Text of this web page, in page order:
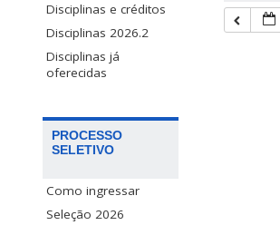
Disciplinas e créditos
Disciplinas 2026.2
Disciplinas já
oferecidas
PROCESSO
SELETIVO
Como ingressar
Seleção 2026